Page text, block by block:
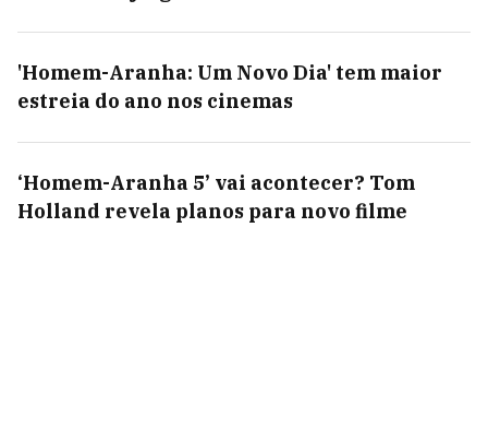
'Homem-Aranha: Um Novo Dia' tem maior
estreia do ano nos cinemas
‘Homem-Aranha 5’ vai acontecer? Tom
Holland revela planos para novo filme